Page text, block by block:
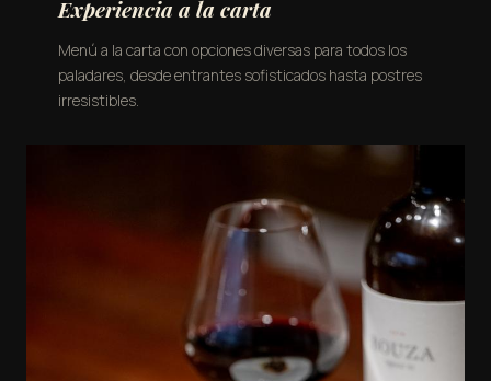
Experiencia a la carta
Menú a la carta con opciones diversas para todos los
paladares, desde entrantes sofisticados hasta postres
irresistibles.